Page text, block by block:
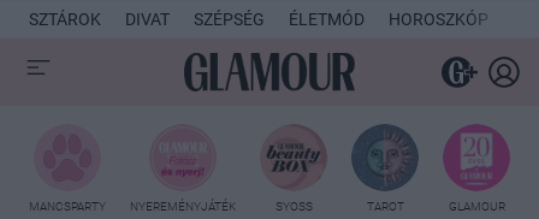
SZTÁROK DIVAT SZÉPSÉG ÉLETMÓD HOROSZKÓP
MANCSPARTY NYEREMÉNYJÁTÉK SYOSS TAROT
GLAMOUR